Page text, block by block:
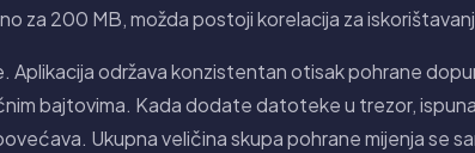
za 200 MB, možda postoji korelacija za
Aplikacija održava konzistentan otisak pohrane
bajtovima. Kada dodate datoteke u trezor,
Ukupna veličina skupa pohrane mijenja se